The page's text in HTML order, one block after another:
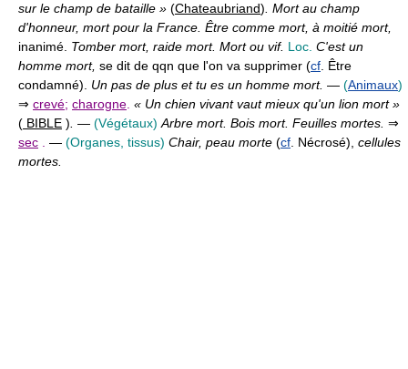
sur le champ de bataille » (Chateaubriand). Mort au champ
d'honneur, mort pour la France. Être comme mort, à moitié mort,
inanimé. Tomber mort, raide mort. Mort ou vif. Loc. C'est un
homme mort, se dit de qqn que l'on va supprimer (cf. Être
condamné). Un pas de plus et tu es un homme mort. — (Animaux)
⇒ crevé; charogne. « Un chien vivant vaut mieux qu'un lion mort »
( BIBLE ). — (Végétaux) Arbre mort. Bois mort. Feuilles mortes. ⇒
sec . — (Organes, tissus) Chair, peau morte (cf. Nécrosé), cellules
mortes.